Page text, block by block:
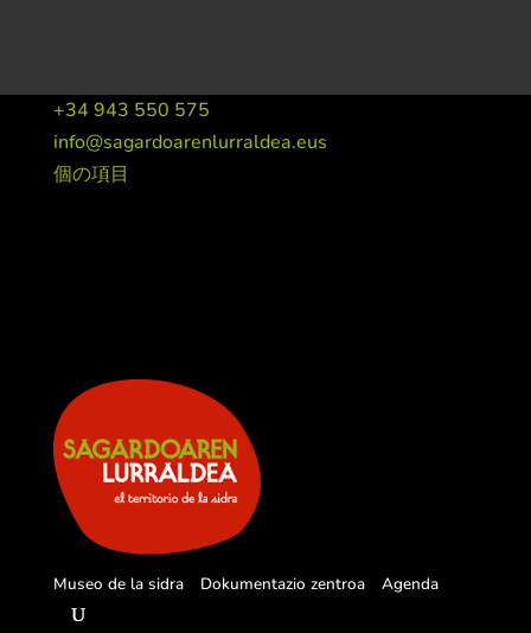
+34 943 550 575
info@sagardoarenlurraldea.eus
個の項目
Museo de la sidra Dokumentazio zentroa Agenda